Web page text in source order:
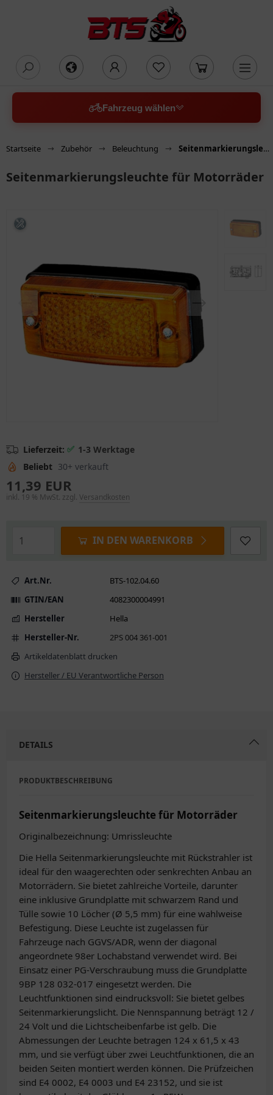
Fahrzeug wählen
Startseite Zubehör Beleuchtung Seitenmarkierungsleuchte für Motorräder
Seitenmarkierungsleuchte für Motorräder
Lieferzeit: ✅ 1-3 Werktage
Beliebt 30+ verkauft
11,39 EUR
inkl. 19 % MwSt. zzgl. Versandkosten
IN DEN WARENKORB
Art.Nr.
BTS-102.04.60
GTIN/EAN
4082300004991
Hersteller
Hella
Hersteller-Nr.
2PS 004 361-001
Artikeldatenblatt drucken
Hersteller / EU Verantwortliche Person
DETAILS
PRODUKTBESCHREIBUNG
Seitenmarkierungsleuchte für Motorräder
Originalbezeichnung: Umrissleuchte
Die Hella Seitenmarkierungsleuchte mit Rückstrahler ist
ideal für den waagerechten oder senkrechten Anbau an
Motorrädern. Sie bietet zahlreiche Vorteile, darunter
eine inklusive Grundplatte mit schwarzem Rand und
Tülle sowie 10 Löcher (Ø 5,5 mm) für eine wahlweise
Befestigung. Diese Leuchte ist zugelassen für
Fahrzeuge nach GGVS/ADR, wenn der diagonal
angeordnete 98er Lochabstand verwendet wird. Bei
Einsatz einer PG-Verschraubung muss die Grundplatte
9BP 128 032-017 eingesetzt werden. Die
Leuchtfunktionen sind eindrucksvoll: Sie bietet gelbes
Seitenmarkierungslicht. Die Nennspannung beträgt 12 /
24 Volt und die Lichtscheibenfarbe ist gelb. Die
Abmessungen der Leuchte betragen 124 x 61,5 x 43
mm, und sie verfügt über zwei Leuchtfunktionen, die an
beiden Seiten montiert werden können. Die Prüfzeichen
sind E4 0002, E4 0003 und E4 23152, und sie ist